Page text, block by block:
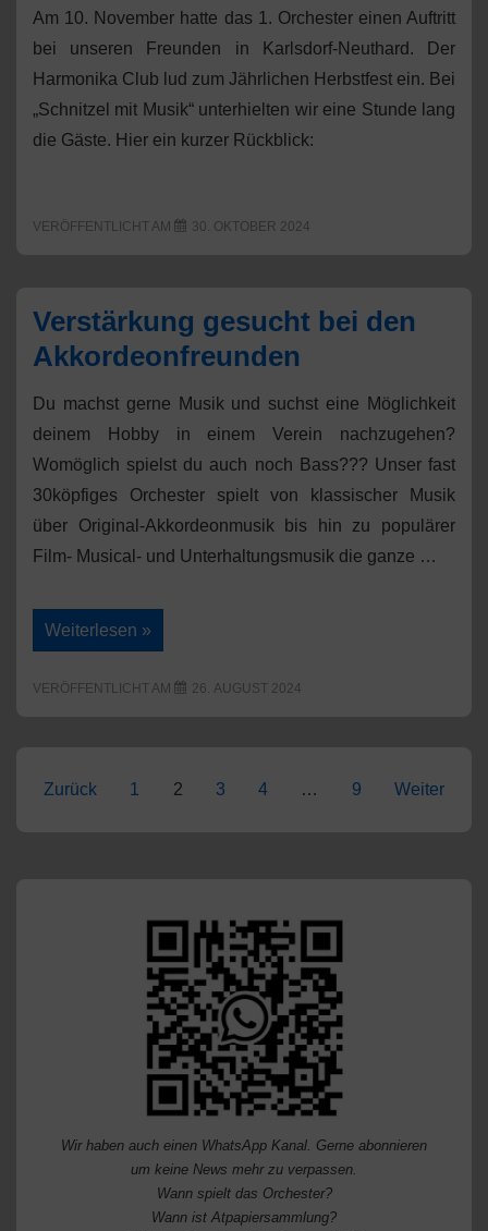
Am 10. November hatte das 1. Orchester einen Auftritt
bei unseren Freunden in Karlsdorf-Neuthard. Der
Harmonika Club lud zum Jährlichen Herbstfest ein. Bei
„Schnitzel mit Musik“ unterhielten wir eine Stunde lang
die Gäste. Hier ein kurzer Rückblick:
VERÖFFENTLICHT AM 30. OKTOBER 2024
Verstärkung gesucht bei den
Akkordeonfreunden
Du machst gerne Musik und suchst eine Möglichkeit
deinem Hobby in einem Verein nachzugehen?
Womöglich spielst du auch noch Bass??? Unser fast
30köpfiges Orchester spielt von klassischer Musik
über Original-Akkordeonmusik bis hin zu populärer
Film- Musical- und Unterhaltungsmusik die ganze …
Verstärkung
gesucht
bei
Akkordeonfreunden
Weiterlesen »
VERÖFFENTLICHT AM 26. AUGUST 2024
Seitennummerierung
Zurück 1 2 3 4 … 9 Weiter
Wir haben auch einen WhatsApp Kanal. Gerne abonnieren
um keine News mehr zu verpassen.
Wann spielt das Orchester?
Wann ist Atpapiersammlung?